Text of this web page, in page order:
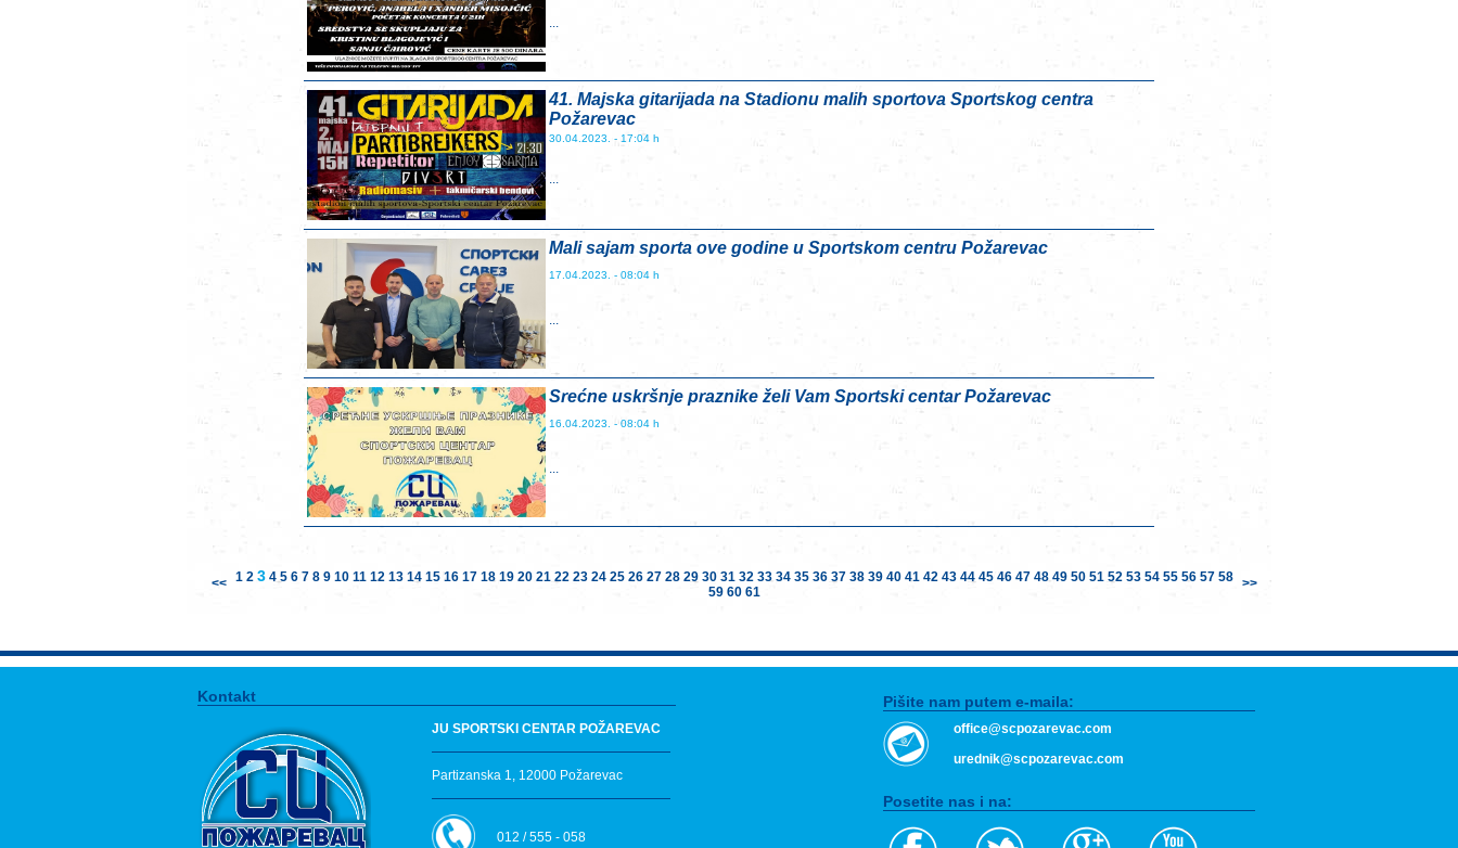
41. Majska gitarijada na Stadionu malih sportova Sportskog centra
Požarevac
30.04.2023. - 17:04 h
Mali sajam sporta ove godine u Sportskom centru Požarevac
17.04.2023. - 08:04 h
Srećne uskršnje praznike želi Vam Sportski centar Požarevac
16.04.2023. - 08:04 h
<< 1 2 3 4 5 6 7 8 9 10 11 12 13 14 15 16 17 18 19 20 21 22 23 24 25 26 27 28 29 30 31 32 33 34 35 36 37 38 39 40 41 42 43 44 45 46 47 48 49 50 51 52 53 54 55 56 57 58
59 60 61
>>
Kontakt
JU SPORTSKI CENTAR POŽAREVAC
Partizanska 1, 12000 Požarevac
012 / 555 - 058
Pišite nam putem e-maila:
office@scpozarevac.com
urednik@scpozarevac.com
Posetite nas i na: